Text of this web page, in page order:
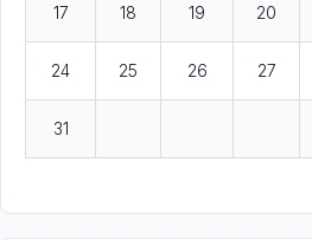
17 18 19 20
24 25 26 27
31